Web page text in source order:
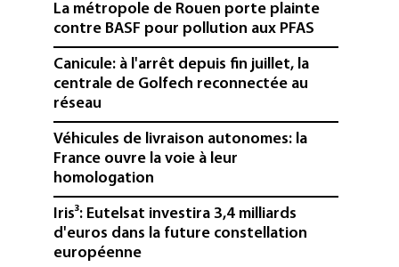
La métropole de Rouen porte plainte
contre BASF pour pollution aux PFAS
Canicule: à l'arrêt depuis fin juillet, la
centrale de Golfech reconnectée au
réseau
Véhicules de livraison autonomes: la
France ouvre la voie à leur
homologation
Iris³: Eutelsat investira 3,4 milliards
d'euros dans la future constellation
européenne